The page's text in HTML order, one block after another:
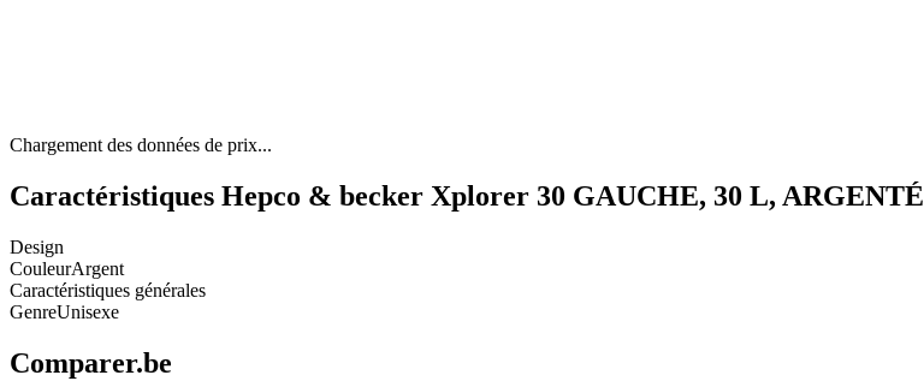
Chargement des données de prix...
Caractéristiques Hepco & becker Xplorer 30 GAUCHE, 30 L, ARGENTÉ
Design
CouleurArgent
Caractéristiques générales
GenreUnisexe
Comparer.be